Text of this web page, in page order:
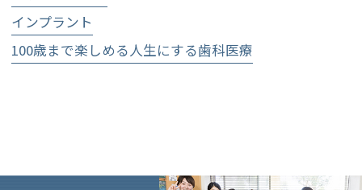
インプラント
100歳まで楽しめる人生にする歯科医療